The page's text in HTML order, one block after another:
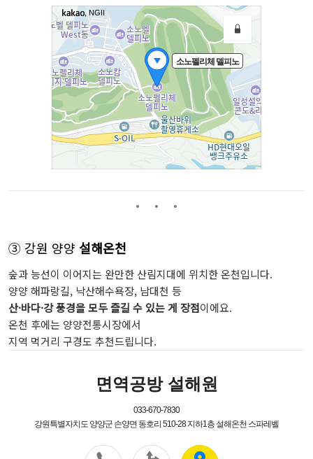
③ 강원 양양 설해온천
숲과 능선이 이어지는 완만한 산림지대에 위치한 온천입니다.
양양 해파랑길, 낙산해수욕장, 남대천 등
산·바다·강 풍경을 모두 즐길 수 있는 게 장점이에요.
온천 후에는 양양전통시장에서
지역 먹거리 구경도 추천드립니다.